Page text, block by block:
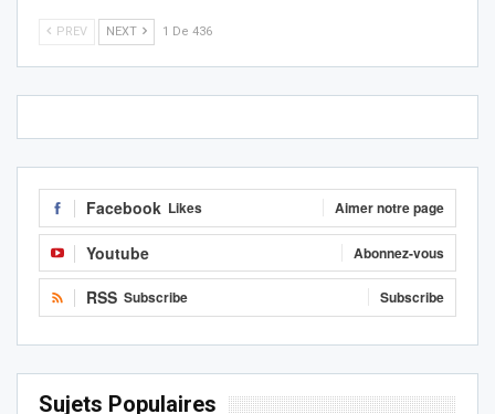
PREV NEXT 1 De 436
Facebook Likes Aimer notre page
Youtube Abonnez-vous
RSS Subscribe Subscribe
Sujets Populaires